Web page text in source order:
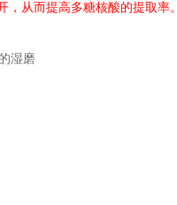
从而提高多糖核酸的提取率。
湿磨